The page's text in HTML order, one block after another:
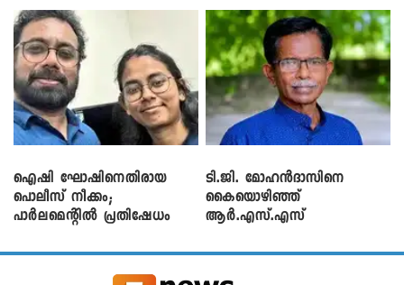
ഐഷി ഘോഷിനെതിരായ
പൊലീസ് നീക്കം;
പാര്‍ലമെന്റിൽ പ്രതിഷേധം
ടി.ജി. മോഹൻദാസിനെ
കൈയൊഴിഞ്ഞ്
ആർ.എസ്.എസ്